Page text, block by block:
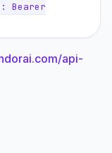
Bearer
api-